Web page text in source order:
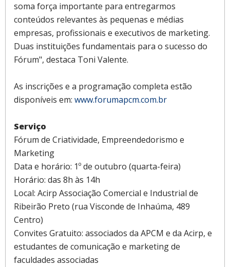
soma força importante para entregarmos
conteúdos relevantes às pequenas e médias
empresas, profissionais e executivos de marketing.
Duas instituições fundamentais para o sucesso do
Fórum", destaca Toni Valente.
As inscrições e a programação completa estão
disponíveis em: www.forumapcm.com.br
Serviço
Fórum de Criatividade, Empreendedorismo e
Marketing
Data e horário: 1º de outubro (quarta-feira)
Horário: das 8h às 14h
Local: Acirp Associação Comercial e Industrial de
Ribeirão Preto (rua Visconde de Inhaúma, 489
Centro)
Convites Gratuito: associados da APCM e da Acirp, e
estudantes de comunicação e marketing de
faculdades associadas